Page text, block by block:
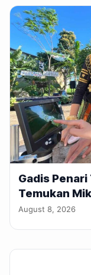
Gadis
Temukan
August 8, 2026